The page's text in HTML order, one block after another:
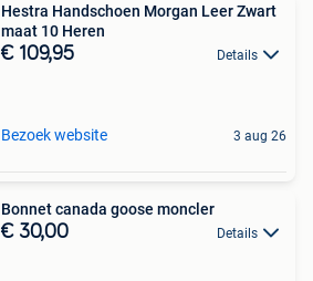
Hestra Handschoen Morgan Leer Zwart
maat 10 Heren
€ 109,95 Details
Bezoek website 3 aug 26
Bonnet canada goose moncler
€ 30,00 Details